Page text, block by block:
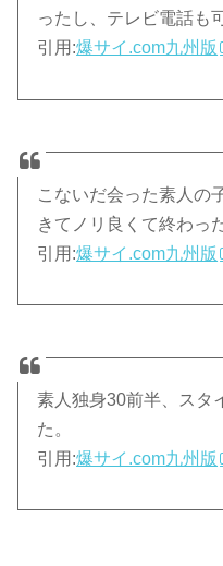
ったし、テレビ電話も
引用:爆サイ.com九州版
こないだ会った素人の
きてノリ良くて終わっ
引用:爆サイ.com九州版
素人独身30前半、スタ
た。
引用:爆サイ.com九州版